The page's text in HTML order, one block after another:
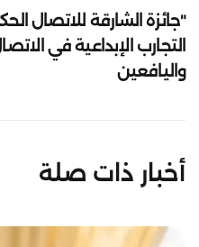
"جائزة الشارقة للاتصال
التجارب الإبداعية في
واليافعين
أخبار ذات صلة